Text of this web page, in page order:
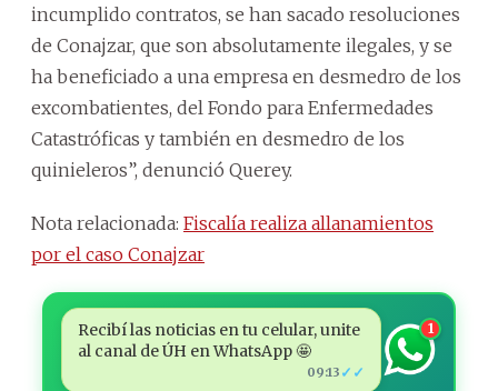
incumplido contratos, se han sacado resoluciones
de Conajzar, que son absolutamente ilegales, y se
ha beneficiado a una empresa en desmedro de los
excombatientes, del Fondo para Enfermedades
Catastróficas y también en desmedro de los
quinieleros”, denunció Querey.
Nota relacionada: Fiscalía realiza allanamientos
por el caso Conajzar
Recibí las noticias en tu celular, unite
al canal de ÚH en WhatsApp 🤩
09:13 ✓✓
1